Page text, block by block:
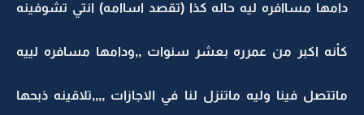
دامها مساافره ليه حاله كذا (تقصد اساامه) انتي تشوفينه
كأنه اكبر من عمرره بعشر سنوات ,,ودامها مسافره لييه
ماتتصل فينا وليه ماتنزل لنا في الاجازات ,,,,تلاقينه ذبحها